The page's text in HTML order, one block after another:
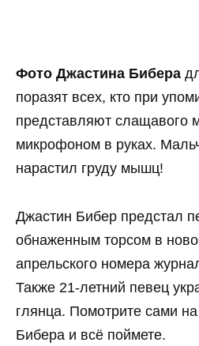
Фото Джастина Бибера
поразят всех, кто при
представляют слащавого
микрофоном в руках.
нарастил груду мышц!
Джастин Бибер предстал
обнаженным торсом в
апрельского номера
Также 21-летний певец
глянца. Помотрите сами
Бибера и всё поймете.